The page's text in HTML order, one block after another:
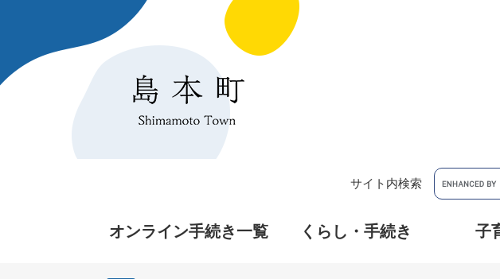
先
を
サイト内検索
オンライン手続き一覧 くらし・手続き 子